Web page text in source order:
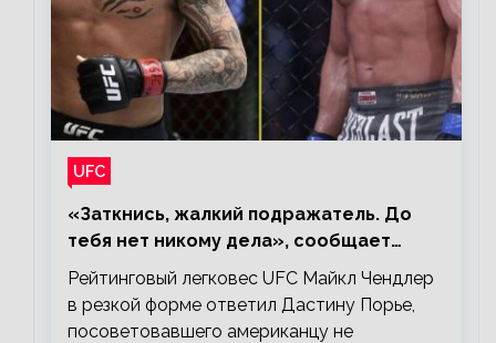
UFC
«Заткнись, жалкий подражатель. До
тебя нет никому дела», сообщает
Майкл Чендлер – о словах Порье
Рейтинговый легковес UFC Майкл Чендлер
в резкой форме ответил Дастину Порье,
посоветовавшего американцу не